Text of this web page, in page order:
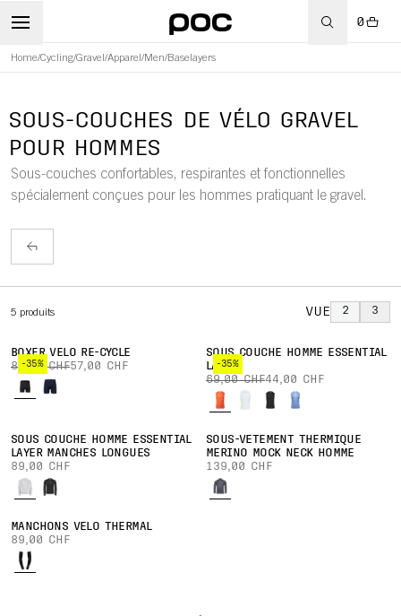
0
Home/Cycling/Gravel /Apparel /Men/Baselayers
SOUS-COUCHES DE VÉLO GRAVEL
POUR HOMMES
Sous-couches confortables, respirantes et fonctionnelles
spécialement conçues pour les hommes pratiquant le gravel.
5 produits VUE 2 3
-35%
BOXER VÉLO RE-CYCLE
89,00 CHF57,00 CHF -35%
SOUS COUCHE HOMME ESSENTIAL
LAYER
69,00 CHF44,00 CHF
SOUS COUCHE HOMME ESSENTIAL
LAYER MANCHES LONGUES
89,00 CHF
SOUS-VÊTEMENT THERMIQUE
MERINO MOCK NECK HOMME
139,00 CHF
MANCHONS VÉLO THERMAL
89,00 CHF